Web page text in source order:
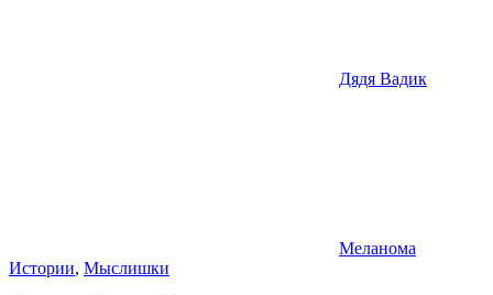
Дядя Вадик
Меланома
Истории, Мыслишки